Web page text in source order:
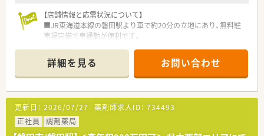
【店舗情報と応需状況について】
■JR東海道本線の磐田駅より車で約20分の立地にあり、無料駐
車場完備で車通勤が便利です。
度の処方箋に対応しています。
■薬剤師は常勤3名とパート1名のゆとりある体制で、事務員も
複数名在籍しており手厚い配置です。
【法人特徴について】
■千葉県を中心に展開する調剤薬局グループで、無借金経営を続
ける安定した経営基盤が強みです。
■無理な出店を行わず、門前医療機関との信頼関係を重視した堅
詳細を見る お問い合わせ
更新日： 2026/07/27 薬剤師求人ID： 734493
正社員
調剤薬局